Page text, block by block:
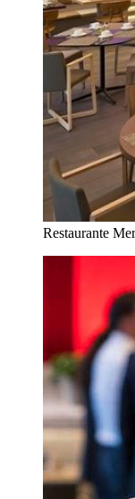
Restaurante